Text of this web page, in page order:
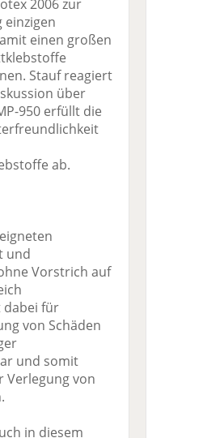
2006 zur
einzigen
einen großen
Stauf reagiert
über
950 erfüllt die
ab.
und
Vorstrich auf
dabei für
von Schäden
und somit
Verlegung von
in diesem